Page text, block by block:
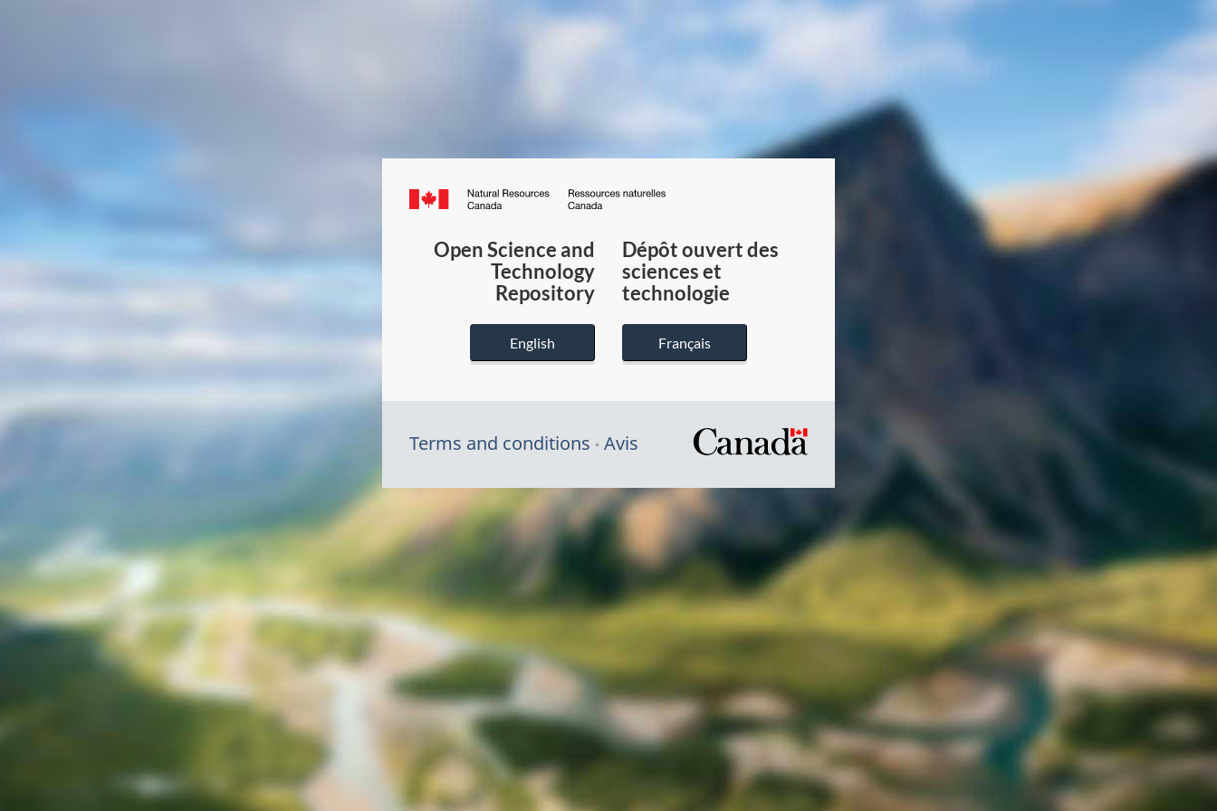
Canada.ca
du
Canada
Open Science and
Technology
Repository
English
Dépôt ouvert des
sciences et
technologie
Français
Terms and conditions Avis
/
gouvernement
du